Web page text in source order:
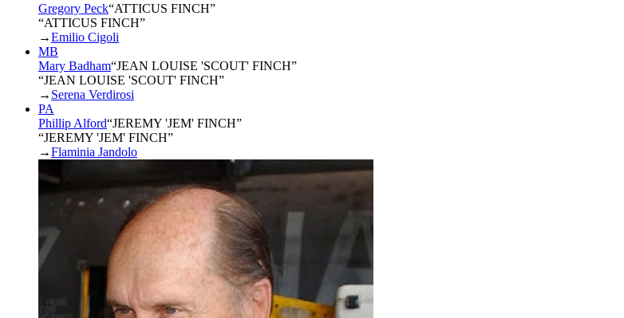
Gregory Peck“ATTICUS FINCH”
“ATTICUS FINCH”
→Emilio Cigoli
MB
Mary Badham“JEAN LOUISE 'SCOUT' FINCH”
“JEAN LOUISE 'SCOUT' FINCH”
→ Serena Verdirosi
PA
Phillip Alford“JEREMY 'JEM' FINCH”
“JEREMY 'JEM' FINCH”
→Flaminia Jandolo